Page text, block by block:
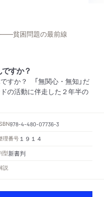
——貧困問題の最前線
すか？
すか？ 「無関心・無知」だ
の活動に伴走した２年半の
978-4-480-07736-3
理番号 １９１４
型新書判
説